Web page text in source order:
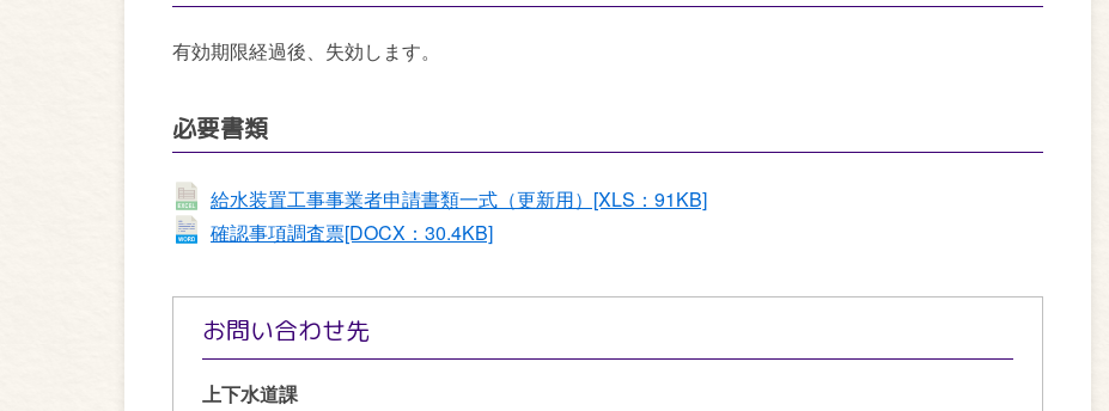
有効期限経過後、失効します。
必要書類
給水装置工事事業者申請書類一式（更新用）[XLS：91KB]
確認事項調査票[DOCX：30.4KB]
お問い合わせ先
上下水道課